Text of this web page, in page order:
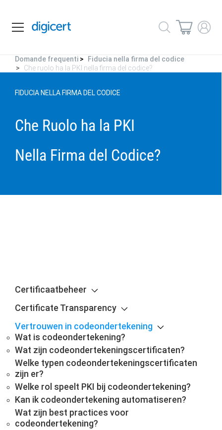
Domande frequenti
Fiducia nella firma del codice
Che ruolo ha la PKI nella firma del codice?
FIDUCIA NELLA FIRMA DEL CODICE
Che Ruolo ha la PKI
Nella Firma del Codice?
Certificaatbeheer
Certificate Transparency
Vertrouwen in codeondertekening
Wat is codeondertekening?
Wat zijn codeondertekeningscertificaten?
Welke typen codeondertekeningscertificaten
zijn er?
Welke rol speelt PKI bij codeondertekening?
Kan ik codeondertekening automatiseren?
Wat zijn best practices voor
codeondertekening?